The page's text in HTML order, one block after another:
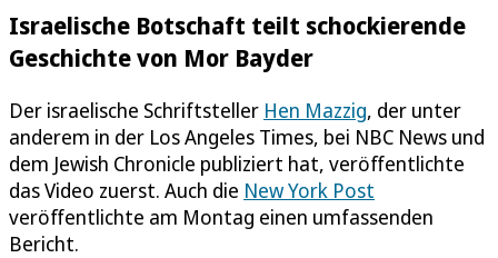
Israelische Botschaft teilt schockierende
Geschichte von Mor Bayder
Der israelische Schriftsteller Hen Mazzig, der unter
anderem in der Los Angeles Times, bei NBC News und
dem Jewish Chronicle publiziert hat, veröffentlichte
das Video zuerst. Auch die New York Post
veröffentlichte am Montag einen umfassenden
Bericht.